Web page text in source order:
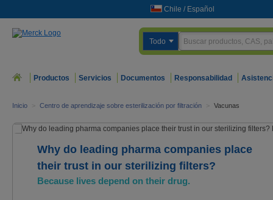
Chile / Español
Todo
Productos Servicios Documentos Responsabilidad
Inicio > Centro de aprendizaje sobre esterilización por filtración > Vacunas
Why do leading pharma companies place
their trust in our sterilizing filters?
Because lives depend on their drug.